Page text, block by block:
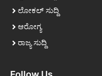
ಲೋಕಲ್ ಸುದ್ದಿ
ಆರೋಗ್ಯ
ರಾಜ್ಯ ಸುದ್ದಿ